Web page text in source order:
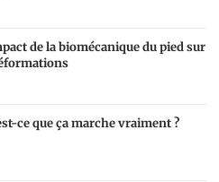
de la biomécanique du pied sur
ce que ça marche vraiment ?